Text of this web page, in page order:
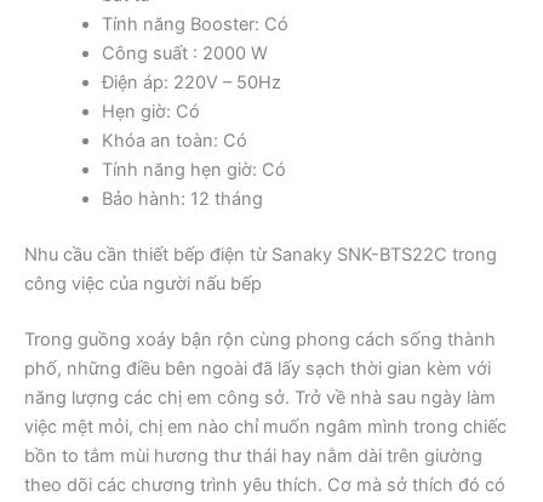
Tính năng Booster: Có
Công suất : 2000 W
Điện áp: 220V – 50Hz
Hẹn giờ: Có
Khóa an toàn: Có
Tính năng hẹn giờ: Có
Bảo hành: 12 tháng
Nhu cầu cần thiết bếp điện từ Sanaky SNK-BTS22C trong
công việc của người nấu bếp
Trong guồng xoáy bận rộn cùng phong cách sống thành
phố, những điều bên ngoài đã lấy sạch thời gian kèm với
năng lượng các chị em công sở. Trở về nhà sau ngày làm
việc mệt mỏi, chị em nào chỉ muốn ngâm mình trong chiếc
bồn to tắm mùi hương thư thái hay nằm dài trên giường
theo dõi các chương trình yêu thích. Cơ mà sở thích đó có